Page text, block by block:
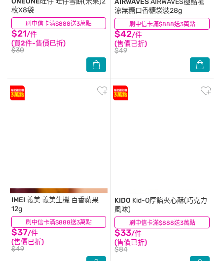
刷中信卡滿$888送3萬點
枚X8袋
$21/件
(買2件-售價已折)
$30
(6) 刷中信卡滿$888送3萬點
AIRWAVESAIRWAVES極酷嗆
涼無糖口香糖袋裝28g
$42/件
(售價已折)
$49
(15)
刷中信卡滿$888送3萬點
IMEI 義美義美生機 百香蘋果
12g
$37/件
(售價已折)
$49
(4) 刷中信卡滿$888送3萬點
KIDO Kid-O厚餡夾心酥(巧克力
風味)
$33/件
(售價已折)
$84
(13)